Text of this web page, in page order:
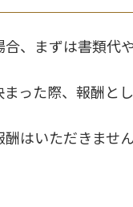
、まずは書類代
った際、報酬と
はいただきませ